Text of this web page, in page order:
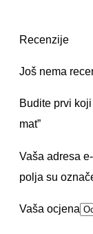
Recenzije
Još nema
Budite prvi
mat”
Vaša adresa
polja su
Vaša ocjena